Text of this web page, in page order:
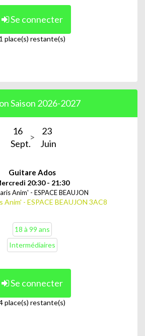
Se connecter
1 place(s) restante(s)
Saison 2026-2027
16
Sept.
23
Juin
Guitare Ados
20:30 - 21:30
Anim' - ESPACE BEAUJON
- ESPACE BEAUJON 3AC8
18 à 99 ans
Intermédiaires
Se connecter
place(s) restante(s)